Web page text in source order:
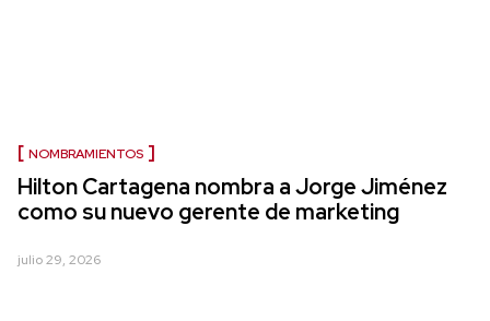
NOMBRAMIENTOS
Hilton Cartagena nombra a Jorge Jiménez
como su nuevo gerente de marketing
julio 29, 2026